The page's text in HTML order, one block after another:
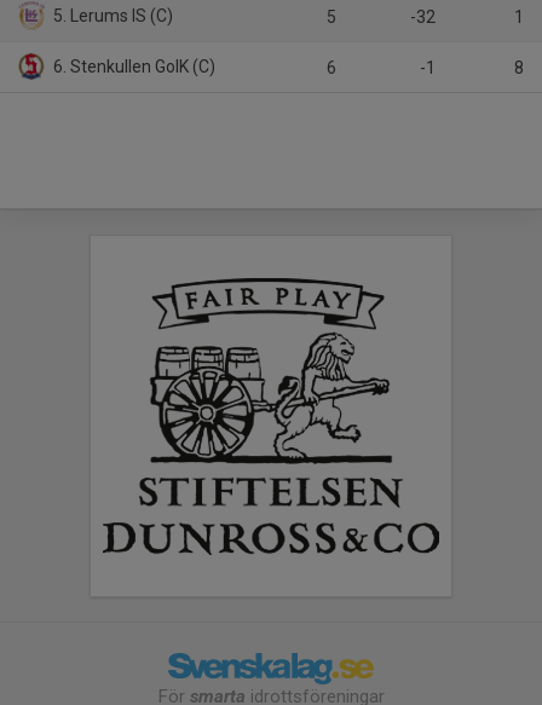
5. Lerums IS (C) 5 -32 1
6. Stenkullen GoIK (C) 6 -1 8
För smarta idrottsföreningar